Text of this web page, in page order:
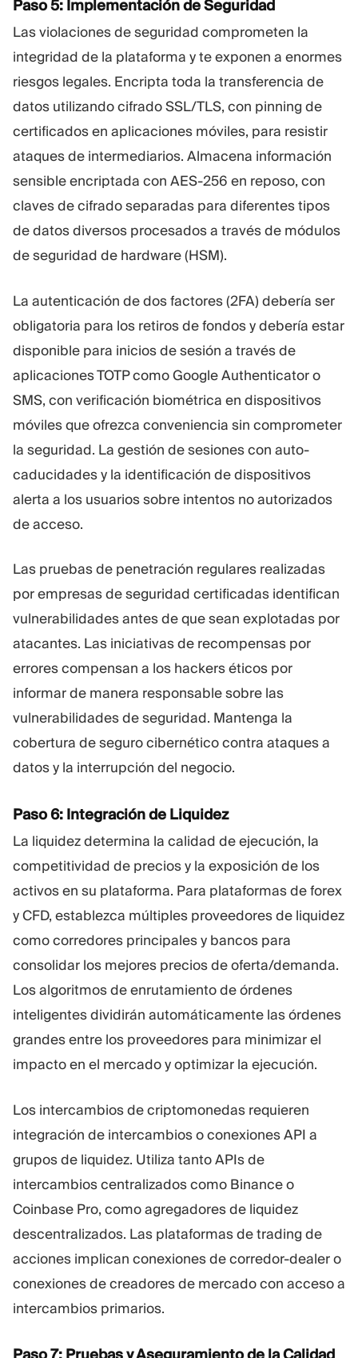
Paso 5: Implementación de Seguridad
Las violaciones de seguridad comprometen la
integridad de la plataforma y te exponen a enormes
riesgos legales. Encripta toda la transferencia de
datos utilizando cifrado SSL/TLS, con pinning de
certificados en aplicaciones móviles, para resistir
ataques de intermediarios. Almacena información
sensible encriptada con AES-256 en reposo, con
claves de cifrado separadas para diferentes tipos
de datos diversos procesados a través de módulos
de seguridad de hardware (HSM).
La autenticación de dos factores (2FA) debería ser
obligatoria para los retiros de fondos y debería estar
disponible para inicios de sesión a través de
aplicaciones TOTP como Google Authenticator o
SMS, con verificación biométrica en dispositivos
móviles que ofrezca conveniencia sin comprometer
la seguridad. La gestión de sesiones con auto-
caducidades y la identificación de dispositivos
alerta a los usuarios sobre intentos no autorizados
de acceso.
Las pruebas de penetración regulares realizadas
por empresas de seguridad certificadas identifican
vulnerabilidades antes de que sean explotadas por
atacantes. Las iniciativas de recompensas por
errores compensan a los hackers éticos por
informar de manera responsable sobre las
vulnerabilidades de seguridad. Mantenga la
cobertura de seguro cibernético contra ataques a
datos y la interrupción del negocio.
Paso 6: Integración de Liquidez
La liquidez determina la calidad de ejecución, la
competitividad de precios y la exposición de los
activos en su plataforma. Para plataformas de forex
y CFD, establezca múltiples proveedores de liquidez
como corredores principales y bancos para
consolidar los mejores precios de oferta/demanda.
Los algoritmos de enrutamiento de órdenes
inteligentes dividirán automáticamente las órdenes
grandes entre los proveedores para minimizar el
impacto en el mercado y optimizar la ejecución.
Los intercambios de criptomonedas requieren
integración de intercambios o conexiones API a
grupos de liquidez. Utiliza tanto APIs de
intercambios centralizados como Binance o
Coinbase Pro, como agregadores de liquidez
descentralizados. Las plataformas de trading de
acciones implican conexiones de corredor-dealer o
conexiones de creadores de mercado con acceso a
intercambios primarios.